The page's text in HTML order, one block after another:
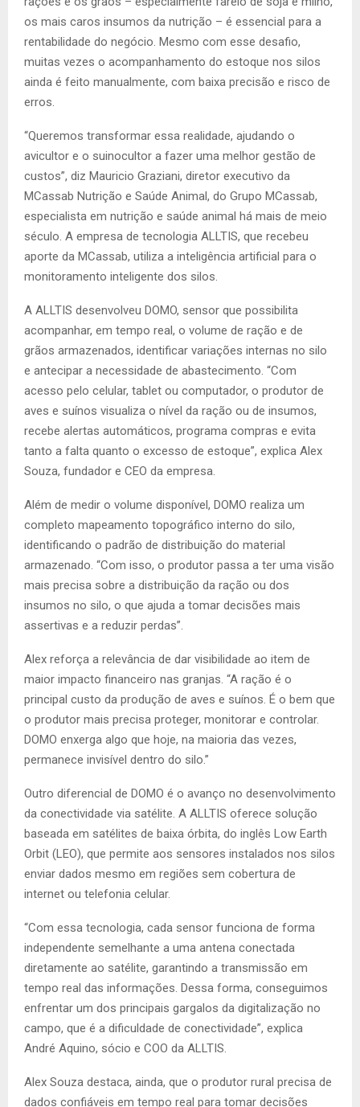
os mais caros insumos da nutrição – é essencial para a
rentabilidade do negócio. Mesmo com esse desafio,
muitas vezes o acompanhamento do estoque nos silos
ainda é feito manualmente, com baixa precisão e risco de
erros.
“Queremos transformar essa realidade, ajudando o
avicultor e o suinocultor a fazer uma melhor gestão de
custos”, diz Mauricio Graziani, diretor executivo da
MCassab Nutrição e Saúde Animal, do Grupo MCassab,
especialista em nutrição e saúde animal há mais de meio
século. A empresa de tecnologia ALLTIS, que recebeu
aporte da MCassab, utiliza a inteligência artificial para o
monitoramento inteligente dos silos.
A ALLTIS desenvolveu DOMO, sensor que possibilita
acompanhar, em tempo real, o volume de ração e de
grãos armazenados, identificar variações internas no silo
e antecipar a necessidade de abastecimento. “Com
acesso pelo celular, tablet ou computador, o produtor de
aves e suínos visualiza o nível da ração ou de insumos,
recebe alertas automáticos, programa compras e evita
tanto a falta quanto o excesso de estoque”, explica Alex
Souza, fundador e CEO da empresa.
Além de medir o volume disponível, DOMO realiza um
completo mapeamento topográfico interno do silo,
identificando o padrão de distribuição do material
armazenado. “Com isso, o produtor passa a ter uma visão
mais precisa sobre a distribuição da ração ou dos
insumos no silo, o que ajuda a tomar decisões mais
assertivas e a reduzir perdas”.
Alex reforça a relevância de dar visibilidade ao item de
maior impacto financeiro nas granjas. “A ração é o
principal custo da produção de aves e suínos. É o bem que
o produtor mais precisa proteger, monitorar e controlar.
DOMO enxerga algo que hoje, na maioria das vezes,
permanece invisível dentro do silo.”
Outro diferencial de DOMO é o avanço no desenvolvimento
da conectividade via satélite. A ALLTIS oferece solução
baseada em satélites de baixa órbita, do inglês Low Earth
Orbit (LEO), que permite aos sensores instalados nos silos
enviar dados mesmo em regiões sem cobertura de
internet ou telefonia celular.
“Com essa tecnologia, cada sensor funciona de forma
independente semelhante a uma antena conectada
diretamente ao satélite, garantindo a transmissão em
tempo real das informações. Dessa forma, conseguimos
enfrentar um dos principais gargalos da digitalização no
campo, que é a dificuldade de conectividade”, explica
André Aquino, sócio e COO da ALLTIS.
Alex Souza destaca, ainda, que o produtor rural precisa de
dados confiáveis em tempo real para tomar decisões